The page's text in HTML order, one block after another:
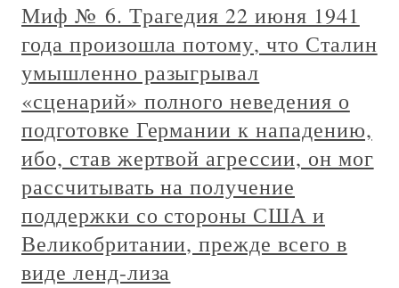
Миф № 6. Трагедия 22 июня 1941
года произошла потому, что Сталин
умышленно разыгрывал
«сценарий» полного неведения о
подготовке Германии к нападению,
ибо, став жертвой агрессии, он мог
рассчитывать на получение
поддержки со стороны США и
Великобритании, прежде всего в
виде ленд-лиза